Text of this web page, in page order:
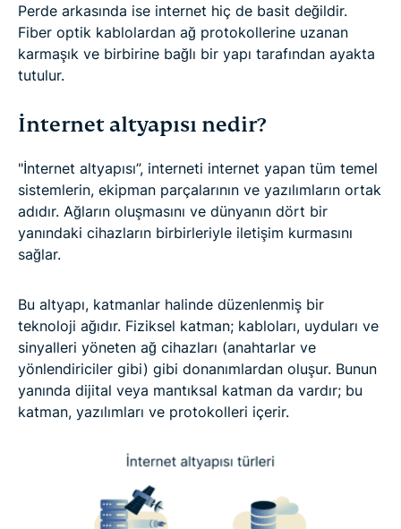
Perde arkasında ise internet hiç de basit değildir.
Fiber optik kablolardan ağ protokollerine uzanan
karmaşık ve birbirine bağlı bir yapı tarafından ayakta
tutulur.
İnternet altyapısı nedir?
"İnternet altyapısı”, interneti internet yapan tüm temel
sistemlerin, ekipman parçalarının ve yazılımların ortak
adıdır. Ağların oluşmasını ve dünyanın dört bir
yanındaki cihazların birbirleriyle iletişim kurmasını
sağlar.
Bu altyapı, katmanlar halinde düzenlenmiş bir
teknoloji ağıdır. Fiziksel katman; kabloları, uyduları ve
sinyalleri yöneten ağ cihazları (anahtarlar ve
yönlendiriciler gibi) gibi donanımlardan oluşur. Bunun
yanında dijital veya mantıksal katman da vardır; bu
katman, yazılımları ve protokolleri içerir.